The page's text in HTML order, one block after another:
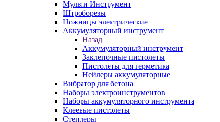
Мульти Инструмент
Штроборезы
Ножницы электрические
Аккумуляторный инструмент
Назад
Аккумуляторный инструмент
Заклепочные пистолеты
Пистолеты для герметика
Нейлеры аккумуляторные
Вибратор для бетона
Наборы электроинструментов
Наборы аккумуляторного инструмента
Клеевые пистолеты
Степлеры